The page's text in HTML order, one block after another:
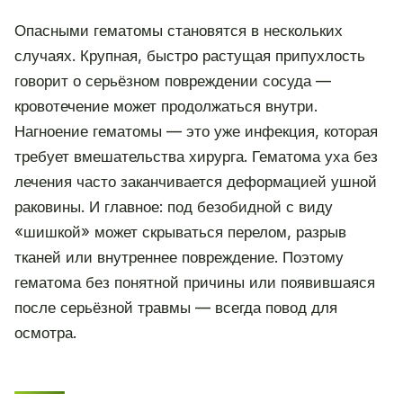
Опасными гематомы становятся в нескольких
случаях. Крупная, быстро растущая припухлость
говорит о серьёзном повреждении сосуда —
кровотечение может продолжаться внутри.
Нагноение гематомы — это уже инфекция, которая
требует вмешательства хирурга. Гематома уха без
лечения часто заканчивается деформацией ушной
раковины. И главное: под безобидной с виду
«шишкой» может скрываться перелом, разрыв
тканей или внутреннее повреждение. Поэтому
гематома без понятной причины или появившаяся
после серьёзной травмы — всегда повод для
осмотра.